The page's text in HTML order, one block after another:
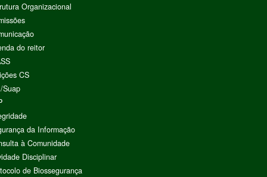
Organizacional
do reitor
CS
Suap
da Informação
à Comunidade
Disciplinar
de Biossegurança